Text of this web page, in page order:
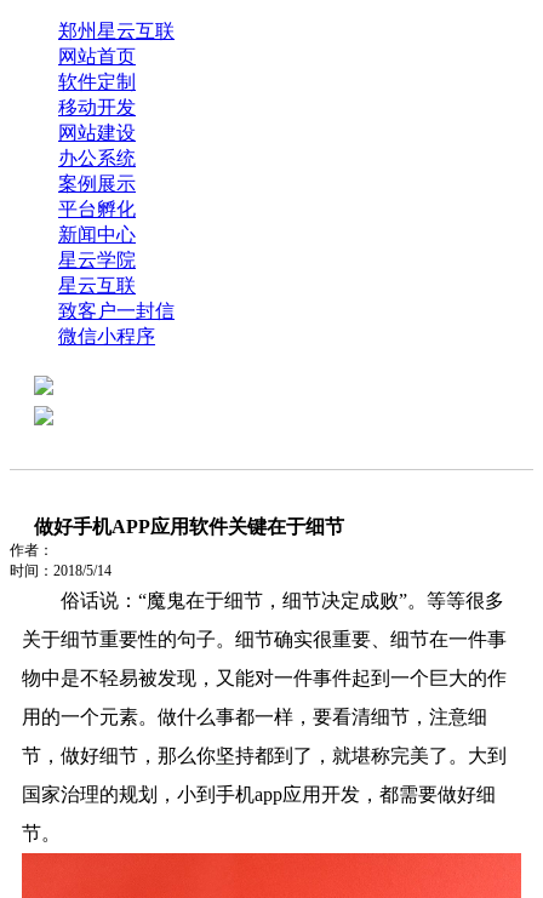
郑州星云互联
网站首页
软件定制
移动开发
网站建设
办公系统
案例展示
平台孵化
新闻中心
星云学院
星云互联
致客户一封信
微信小程序
做好手机APP应用软件关键在于细节
作者：
时间：2018/5/14
俗话说：“魔鬼在于细节，细节决定成败”。等等很多
关于细节重要性的句子。细节确实很重要、细节在一件事
物中是不轻易被发现，又能对一件事件起到一个巨大的作
用的一个元素。做什么事都一样，要看清细节，注意细
节，做好细节，那么你坚持都到了，就堪称完美了。大到
国家治理的规划，小到手机app应用开发，都需要做好细
节。